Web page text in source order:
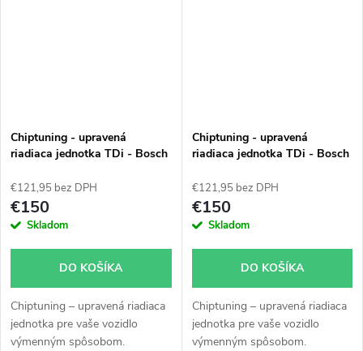
Chiptuning - upravená
riadiaca jednotka TDi - Bosch
0281010729
€121,95 bez DPH
€150
Skladom
DO KOŠÍKA
Chiptuning – upravená riadiaca
jednotka pre vaše vozidlo
výmenným spôsobom.
Chiptuning - upravená
riadiaca jednotka TDi - Bosch
0281010981
€121,95 bez DPH
€150
Skladom
DO KOŠÍKA
Chiptuning – upravená riadiaca
jednotka pre vaše vozidlo
výmenným spôsobom.